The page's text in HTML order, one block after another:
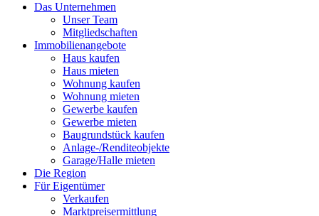
Das Unternehmen
Unser Team
Mitgliedschaften
Immobilienangebote
Haus kaufen
Haus mieten
Wohnung kaufen
Wohnung mieten
Gewerbe kaufen
Gewerbe mieten
Baugrundstück kaufen
Anlage-/Renditeobjekte
Garage/Halle mieten
Die Region
Für Eigentümer
Verkaufen
Marktpreisermittlung